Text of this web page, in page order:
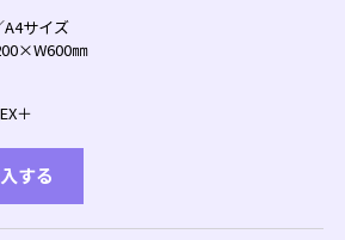
サイズ
㎜
＋
する